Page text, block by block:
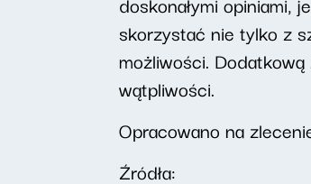
skorzystać nie tylko z
możliwości.
wątpliwości.
Opracowano na
Źródła: